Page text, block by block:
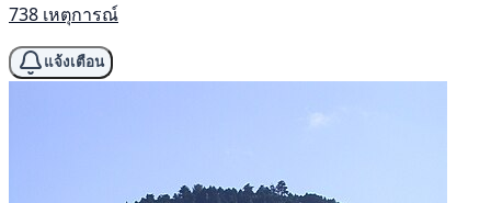
738 เหตุการณ์
แจ้งเตือน